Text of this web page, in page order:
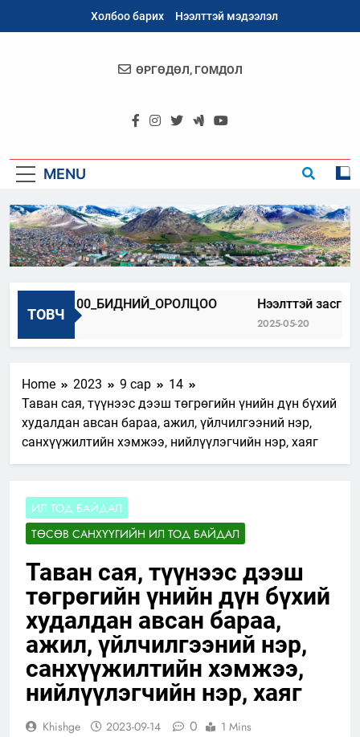
Холбоо барих Нээлттэй мэдээлэл
Архангай
ӨРГӨДӨЛ, ГОМДОЛ
MENU
ТОВЧ
Нээлттэй засгийн
2025-05-20
Home 2023 9 сар
14
Таван сая, түүнээс дээш төгрөгийн үнийн дүн бүхий
худалдан авсан бараа, ажил, үйлчилгээний нэр,
санхүүжилтийн хэмжээ, нийлүүлэгчийн нэр, хаяг
ИЛ ТОД БАЙДАЛ
ТӨСӨВ САНХҮҮГИЙН ИЛ ТОД БАЙДАЛ
Таван сая, түүнээс дээш
төгрөгийн үнийн дүн бүхий
худалдан авсан бараа,
ажил, үйлчилгээний нэр,
санхүүжилтийн хэмжээ,
нийлүүлэгчийн нэр, хаяг
Khishge 2023-09-14 0 1 Mins